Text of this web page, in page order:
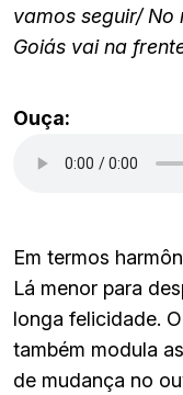
vamos seguir/ No
Goiás vai na
Ouça:
Em termos
Lá menor para
longa felicidade.
também modula
de mudança no